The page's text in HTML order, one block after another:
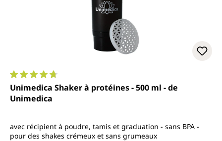
Note moyenne de 4.7 sur 5 étoiles
Unimedica Shaker à protéines - 500 ml - de
Unimedica
avec récipient à poudre, tamis et graduation - sans BPA -
pour des shakes crémeux et sans grumeaux